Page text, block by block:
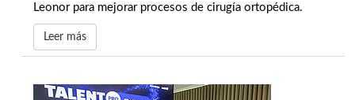
Leonor para mejorar procesos de cirugía ortopédica.
Leer más